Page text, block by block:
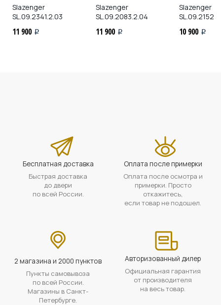
Slazenger
SL.09.2341.2.03
11 900 i
Slazenger
SL.09.2083.2.04
11 900 i
Slazenger
10 900 i
Бесплатная доставка
Быстрая доставка
до двери
по всей России.
Оплата после примерки
Оплата после осмотра и
примерки. Просто
откажитесь,
если товар не подошел.
2 магазина и 2000 пунктов
Пункты самовывоза
по всей России.
Магазины в Санкт-
Петербурге.
Авторизованный дилер
Официальная гарантия
от производителя
на весь товар.